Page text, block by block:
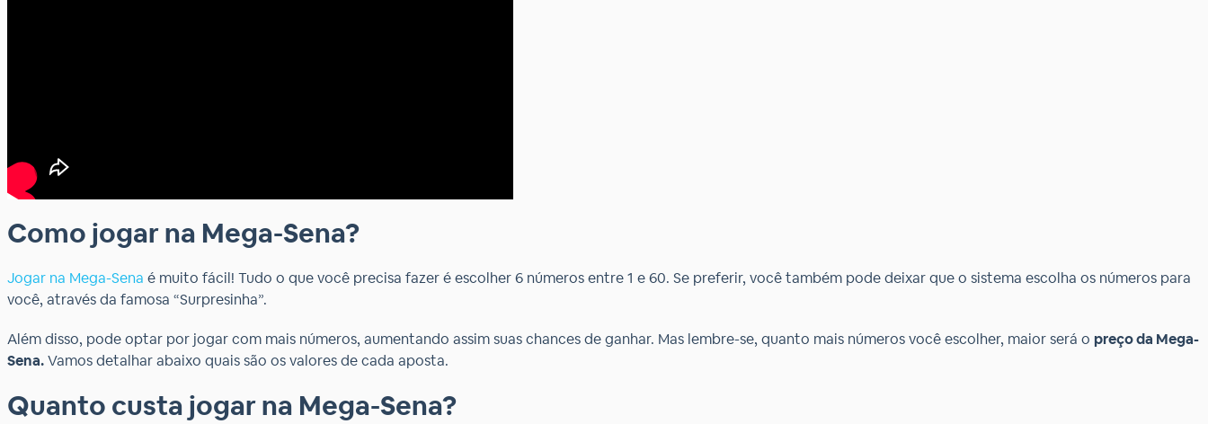
Como jogar na Mega-Sena?
Jogar na Mega-Sena é muito fácil! Tudo o que você precisa fazer é escolher 6 números entre 1 e 60. Se preferir, você também pode deixar que o sistema escolha os números para
você, através da famosa “Surpresinha”.
Além disso, pode optar por jogar com mais números, aumentando assim suas chances de ganhar. Mas lembre-se, quanto mais números você escolher, maior será o preço da Mega-
Sena.Vamos detalhar abaixo quais são os valores de cada aposta.
Quanto custa jogar na Mega-Sena?